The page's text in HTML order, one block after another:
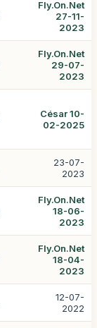
Fly.On.Net
27-11-
2023
Fly.On.Net
29-07-
2023
César 10-
02-2025
23-07-
2023
Fly.On.Net
18-06-
2023
Fly.On.Net
18-04-
2023
12-07-
2022